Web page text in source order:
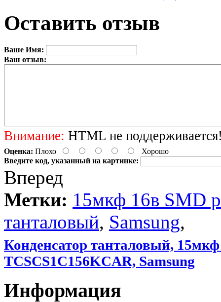
Оставить отзыв
Ваше Имя:
Ваш отзыв:
Внимание: HTML не
Оценка: Плохо
Хорошо
Введите код, указанный на картинке:
Вперед
Метки: 15мкф 16в SMD
танталовый, Samsung,
Конденсатор танталовый,
TCSCS1C156KCAR, Samsung
Информация